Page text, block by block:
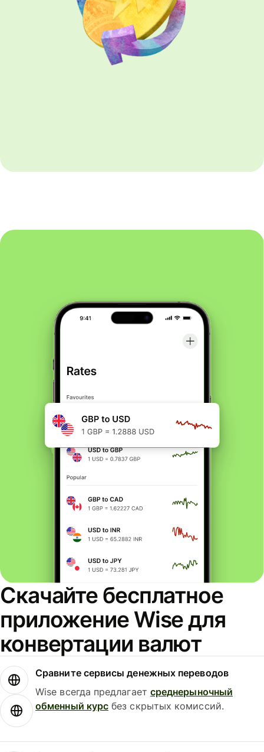
Скачайте бесплатное
приложение Wise для
конвертации валют
Сравните сервисы денежных переводов
Wise всегда предлагает среднерыночный
обменный курс без скрытых комиссий.